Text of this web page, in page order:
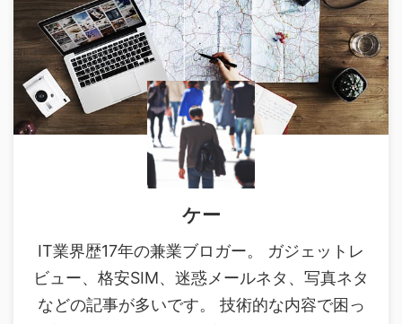
ケー
IT業界歴17年の兼業ブロガー。 ガジェットレ
ビュー、格安SIM、迷惑メールネタ、写真ネタ
などの記事が多いです。 技術的な内容で困っ